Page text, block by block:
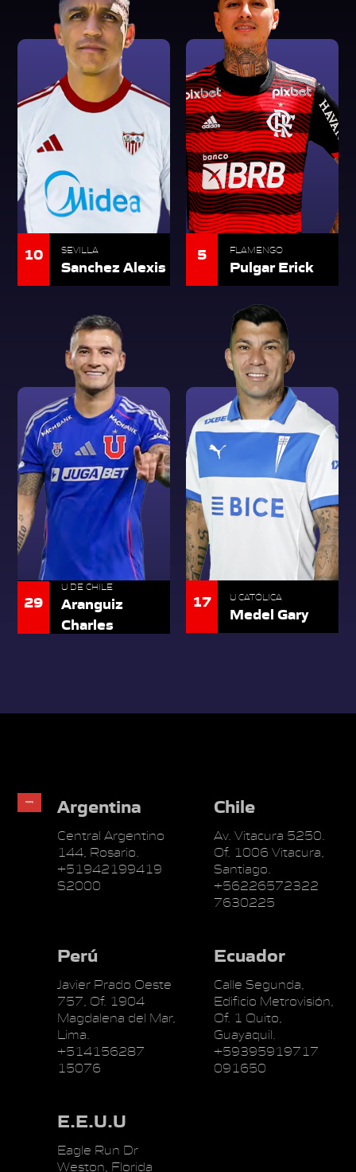
10 SEVILLA
Sanchez Alexis
5 FLAMENGO
Pulgar Erick
29
U DE CHILE
Aranguiz
Charles
17 U CATÓLICA
Medel Gary
Argentina
Central Argentino
144, Rosario.
+51942199419
S2000
Chile
Av. Vitacura 5250.
Of. 1006 Vitacura,
Santiago.
+56226572322
7630225
Perú
Javier Prado Oeste
757, Of. 1904
Magdalena del Mar,
Lima.
+514156287
15076
Ecuador
Calle Segunda,
Edificio Metrovisión,
Of. 1 Quito,
Guayaquil.
+59395919717
091650
E.E.U.U
Eagle Run Dr
Weston, Florida